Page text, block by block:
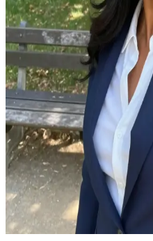
Gloria
Gloria – miljardärskan som
Du befinner dig i en lugn park.
upp mot himlen medan hon
kommer du springande och
ledig. Hon svarar nej och du
naturligt, fyllt av skratt och
utan att ni märker det. När du
hjärta att bulta, men hon försöker
Show more